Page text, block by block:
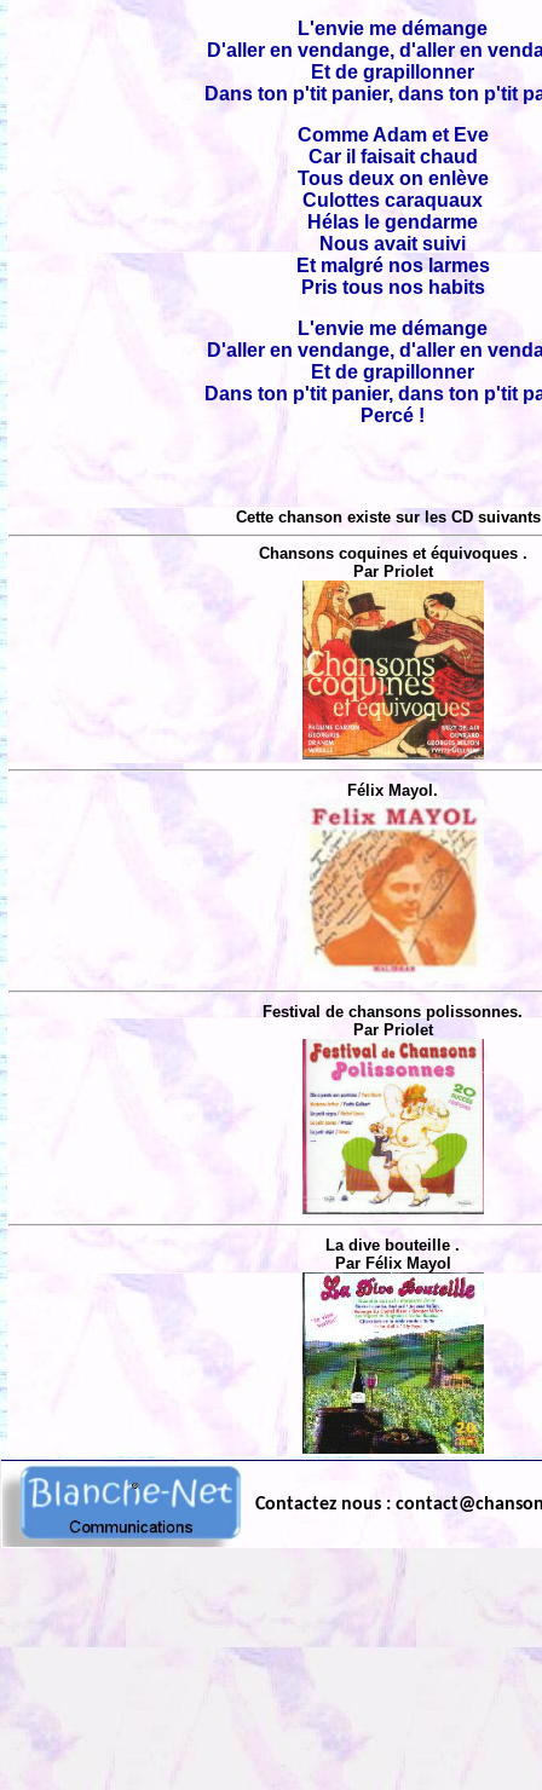
L'envie me démange
D'aller en vendange, d'aller en
Et de grapillonner
Dans ton p'tit panier, dans ton p'tit
Comme Adam et Eve
Car il faisait chaud
Tous deux on enlève
Culottes caraquaux
Hélas le gendarme
Nous avait suivi
Et malgré nos larmes
Pris tous nos habits
L'envie me démange
D'aller en vendange, d'aller en
Et de grapillonner
Dans ton p'tit panier, dans ton p'tit
Percé !
Cette chanson existe sur les CD
Chansons coquines et équivoques .
Par Priolet
Félix Mayol.
Festival de chansons polissonnes.
Par Priolet
La dive bouteille .
Par Félix Mayol
Contactez nous :